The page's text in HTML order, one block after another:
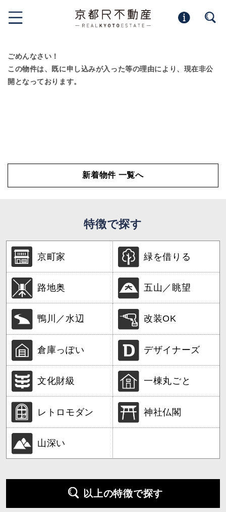
ごめんなさい！
この物件は、既に申し込みが入った等の理由により、現在非公
開となっております。
新着物件 一覧へ
特徴で探す
京町家 緑を借りる
路地奥 五山／眺望
鴨川／水辺 改装OK
倉庫っぽい デザイナーズ
文化財級 一棟丸ごと
レトロモダン 神社仏閣
山深い
以上の特徴で探す